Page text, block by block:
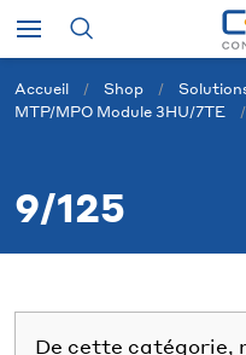
Accueil Shop
MTP/MPO Module 3HU/7TE
9/125
De cette catégorie,